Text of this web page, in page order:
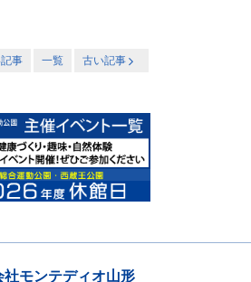
事 一覧 古い記事
社モンテディオ山形